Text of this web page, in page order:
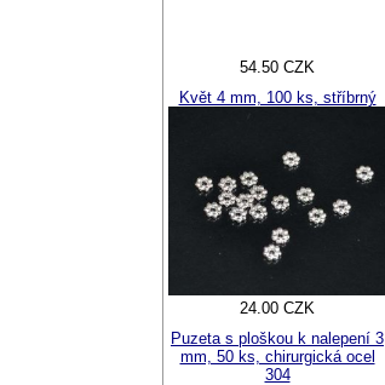
54.50 CZK
Květ 4 mm, 100 ks, stříbrný
24.00 CZK
Puzeta s ploškou k nalepení 3
mm, 50 ks, chirurgická ocel
304